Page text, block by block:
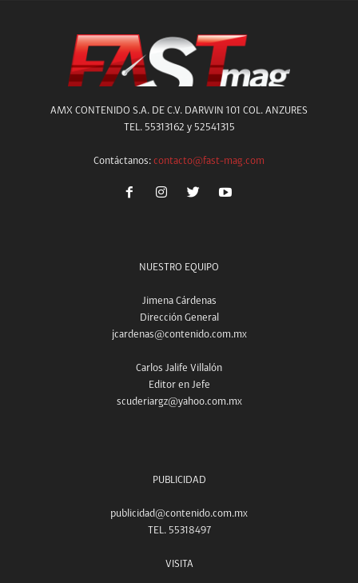
AMX CONTENIDO S.A. DE C.V. DARWIN 101 COL. ANZURES
TEL. 55313162 y 52541315
Contáctanos: contacto@fast-mag.com
NUESTRO EQUIPO
Jimena Cárdenas
Dirección General
jcardenas@contenido.com.mx
Carlos Jalife Villalón
Editor en Jefe
scuderiargz@yahoo.com.mx
PUBLICIDAD
publicidad@contenido.com.mx
TEL. 55318497
VISITA